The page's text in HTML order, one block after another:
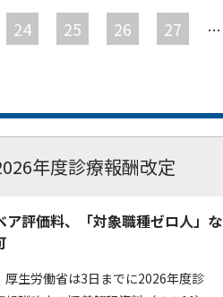
24 25 26 27 …
年度診療報酬改定
ア評価料、「対象職種ゼロ人」
厚生労働省は3日までに2026年度診